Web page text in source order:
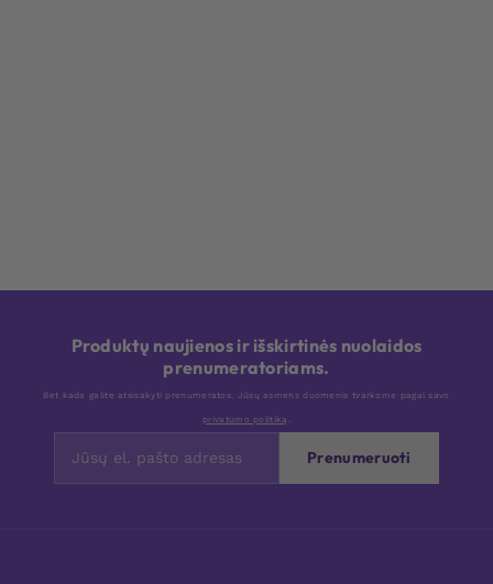
Produktų naujienos ir išskirtinės nuolaidos
prenumeratoriams.
Bet kada galite atsisakyti prenumeratos. Jūsų asmens duomenis tvarkome pagal savo
privatumo politiką
Prenumeruoti